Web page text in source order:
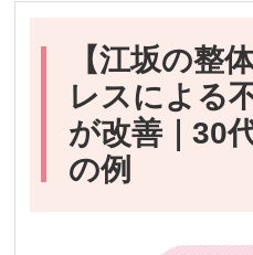
【江坂の整
レスによる
が改善｜30
の例